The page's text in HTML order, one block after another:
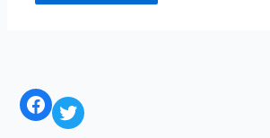
Facebook Twitter